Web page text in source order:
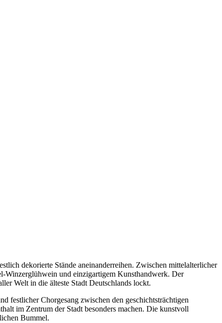
dekorierte Stände aneinanderreihen. Zwischen mittelalterlicher
Winzerglühwein und einzigartigem Kunsthandwerk. Der
Welt in die älteste Stadt Deutschlands lockt.
Chorgesang zwischen den geschichtsträchtigen
im Zentrum der Stadt besonders machen. Die kunstvoll
Bummel.